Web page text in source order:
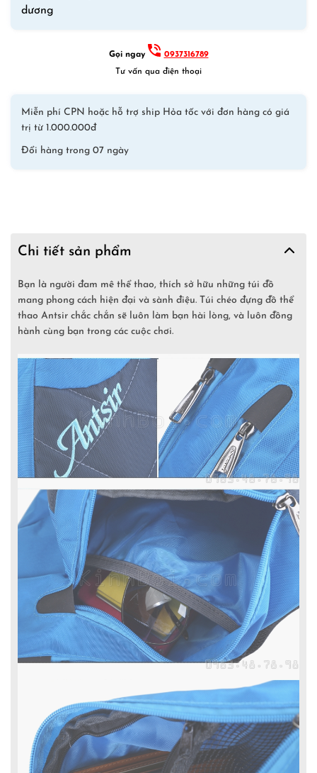
dương
Gọi ngay
0937316789
Tư vấn qua điện thoại
Miễn phí CPN hoặc hỗ trợ ship Hỏa tốc với đơn hàng có giá
trị từ 1.000.000đ
Đổi hàng trong 07 ngày
Chi tiết sản phẩm
Bạn là người đam mê thể thao, thích sở hữu những túi đồ
mang phong cách hiện đại và sành điệu. Túi chéo đựng đồ thể
thao Antsir chắc chắn sẽ luôn làm bạn hài lòng, và luôn đồng
hành cùng bạn trong các cuộc chơi.